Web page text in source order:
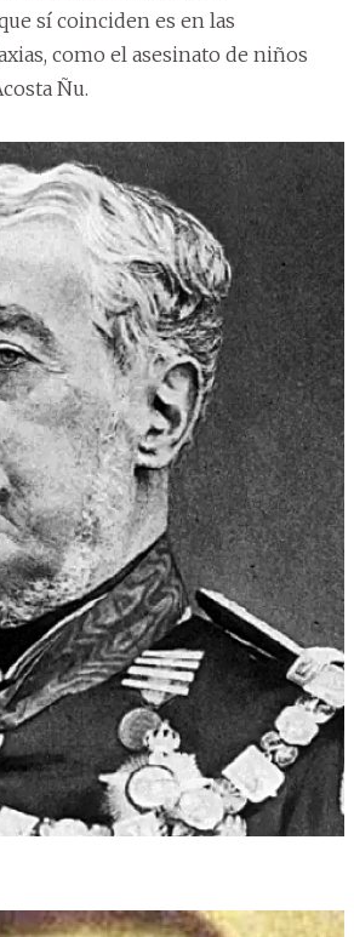
sí coinciden es en las
como el asesinato de niños
Ñu.